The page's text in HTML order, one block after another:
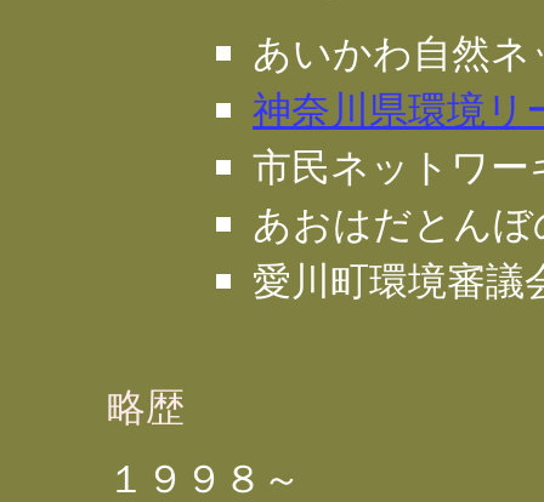
あいかわ自然
神奈川県環境リ
市民ネットワー
あおはだとんぼ
愛川町環境審議
略歴
１９９８～ 古